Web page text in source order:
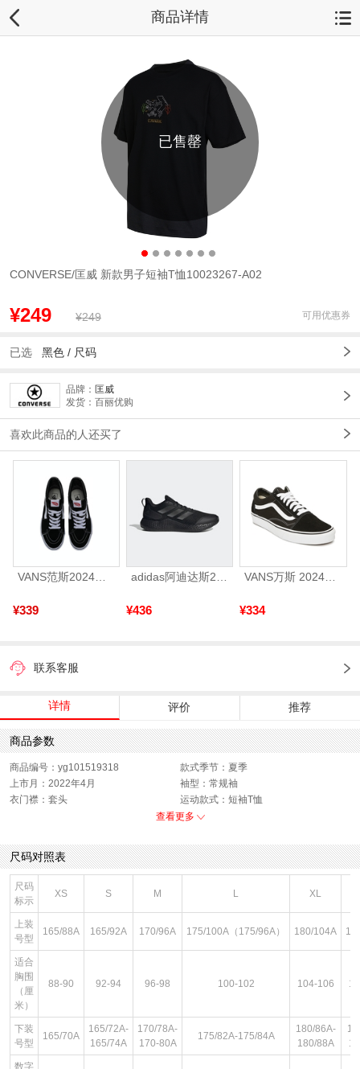
商品详情
已售罄
CONVERSE/匡威 新款男子短袖T恤10023267-A02
¥249 ¥249 可用优惠券
已选 黑色 / 尺码
品牌： 匡威
发货：百丽优购
喜欢此商品的人还买了
VANS范斯2024中性SK8-HiCL帆布鞋/硫化鞋VN000D5IB8C
¥339 ¥436 ¥334
联系客服
详情 评价 推荐
商品参数
商品编号：yg101519318
款式季节：夏季
上市月：2022年4月
袖型：常规袖
衣门襟：套头
运动款式：短袖T恤
销售季：22Q2
渠道划分：线下同步
服饰类别：上装
面料材质：棉
服细款：圆领短T
领型：圆领
鞋类流行款式：短袖
流行元素：图案
风格：休闲
查看更多
尺码对照表
尺码
标示
XS S M L XL
上装
号型
165/88A 165/92A 170/96A 175/100A（175/96A） 180/104A
适合
胸围
（厘
米）
88-90 92-94 96-98 100-102 104-106
下装
号型
165/70A
165/72A-
165/74A
170/78A-
170-80A
175/82A-175/84A
180/86A-
180/88A
数字